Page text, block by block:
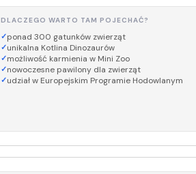
DLACZEGO WARTO TAM POJECHAĆ?
ponad 300 gatunków zwierząt
unikalna Kotlina Dinozaurów
możliwość karmienia w Mini Zoo
nowoczesne pawilony dla zwierząt
udział w Europejskim Programie Hodowlanym